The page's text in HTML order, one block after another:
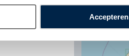
Accepteren
toepassing).